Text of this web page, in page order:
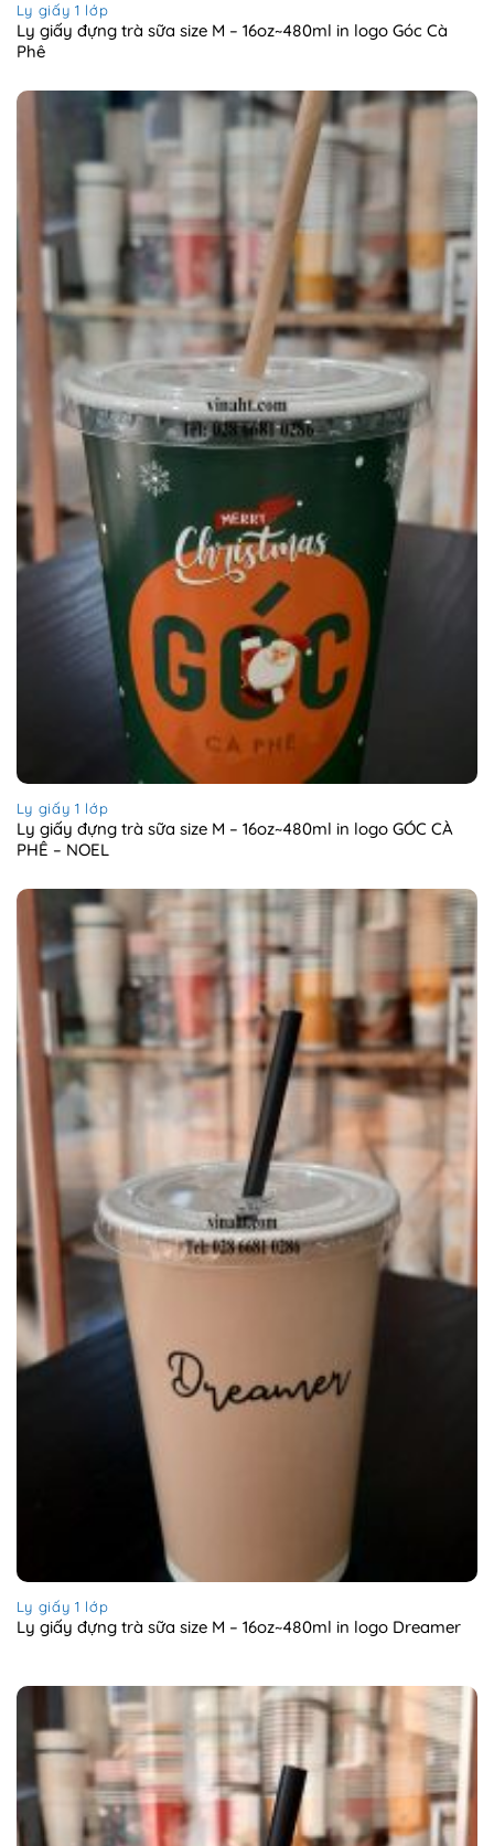
Ly giấy 1 lớp
Ly giấy đựng trà sữa size M – 16oz~480ml in logo Góc Cà
Phê
Ly giấy 1 lớp
Ly giấy đựng trà sữa size M – 16oz~480ml in logo GÓC CÀ
PHÊ – NOEL
Ly giấy 1 lớp
Ly giấy đựng trà sữa size M – 16oz~480ml in logo Dreamer